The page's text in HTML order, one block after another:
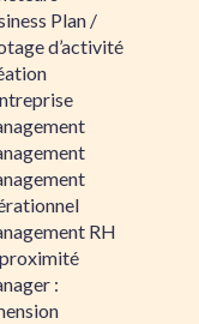
Plan /
d’activité
RH
: